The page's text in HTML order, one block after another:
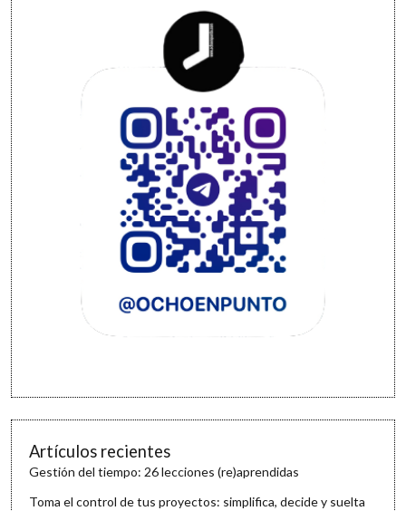
Artículos recientes
Gestión del tiempo: 26 lecciones (re)aprendidas
Toma el control de tus proyectos: simplifica, decide y suelta